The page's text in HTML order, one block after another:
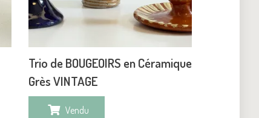
Trio de BOUGEOIRS en Céramique
Grès VINTAGE
Vendu